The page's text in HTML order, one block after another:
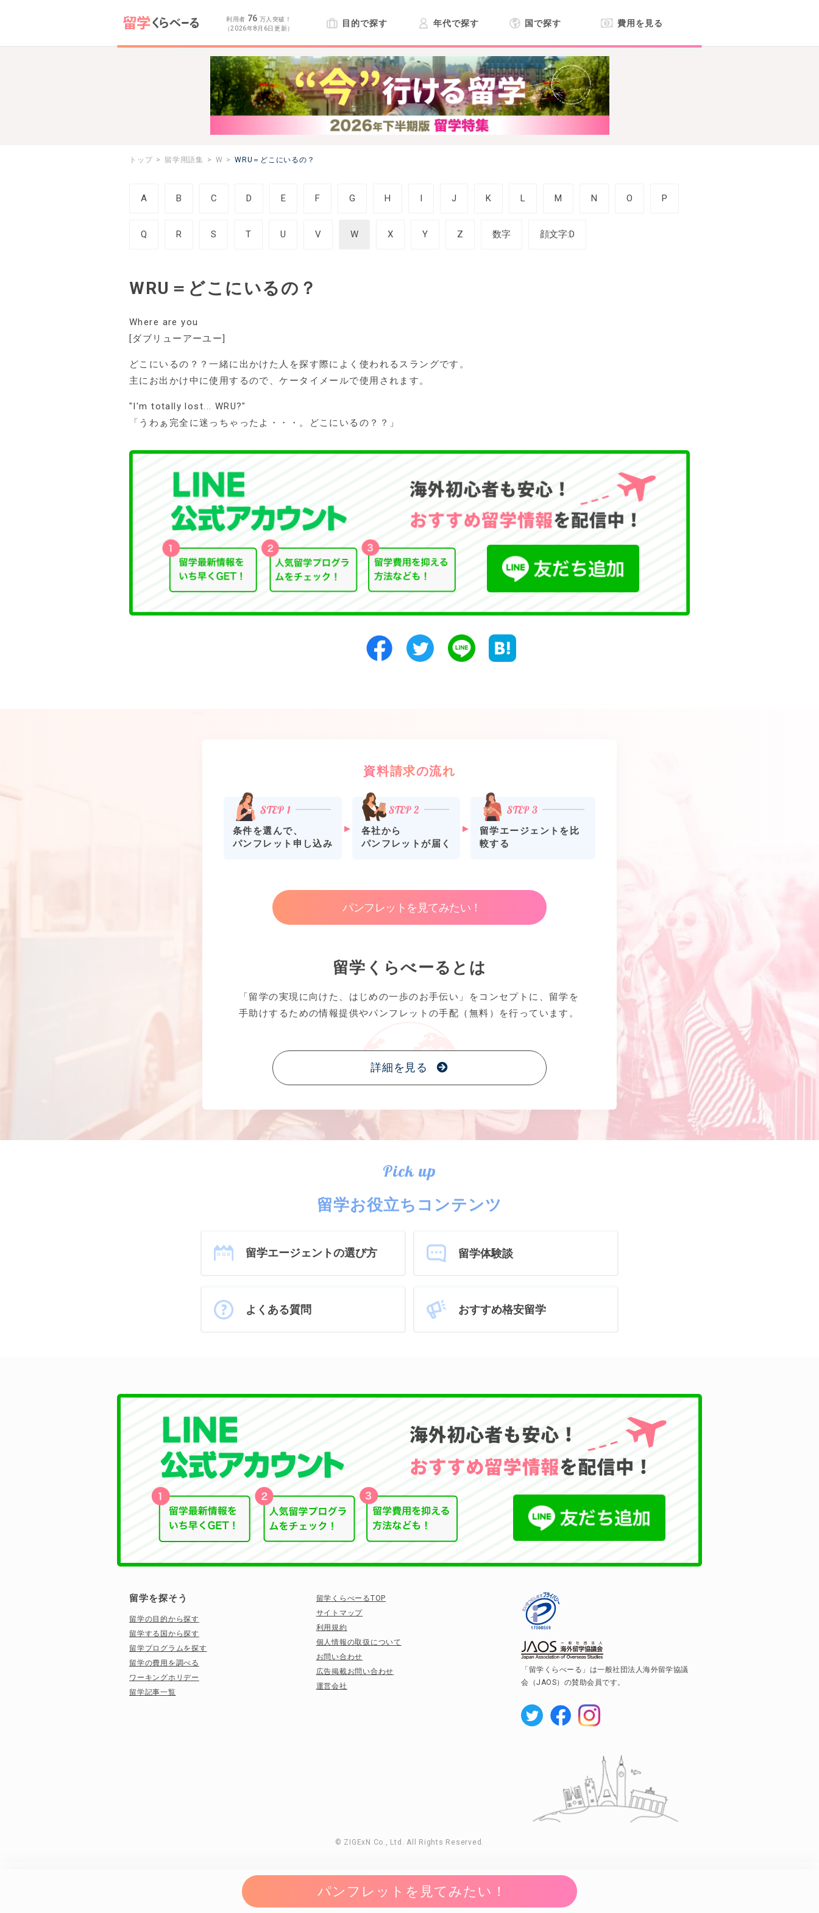
利用者 76 万人突破！
（2026年8月6日更新）
目的で探す 年代で探す 国で探す 費用を見る
トップ 留学用語集 W WRU＝どこにいるの？
A B C D E F G H I J K L M N O P
Q R S T U V W X Y Z 数字 顔文字:D
WRU＝どこにいるの？
Where are you
[ダブリューアーユー]
どこにいるの？？一緒に出かけた人を探す際によく使われるスラングです。
主にお出かけ中に使用するので、ケータイメールで使用されます。
"I'm totally lost... WRU?"
「うわぁ完全に迷っちゃったよ・・・。どこにいるの？？」
パンフレットを見てみたい！
資料請求の流れ
条件を選んで、
パンフレット申し込み
各社から
パンフレットが届く
留学エージェントを比
較する
パンフレットを見てみたい！
留学くらべーるとは
「留学の実現に向けた、はじめの一歩のお手伝い」をコンセプトに、留学を
手助けするための情報提供やパンフレットの手配（無料）を行っています。
詳細を見る
Pick up
留学お役立ちコンテンツ
留学エージェントの選び方 留学体験談
よくある質問 おすすめ格安留学
留学を探そう
留学の目的から探す
留学する国から探す
留学プログラムを探す
留学の費用を調べる
ワーキングホリデー
留学記事一覧
留学くらべーるTOP
サイトマップ
利用規約
個人情報の取扱について
お問い合わせ
広告掲載お問い合わせ
運営会社
「留学くらべーる」は一般社団法人海外留学協議
会（JAOS）の賛助会員です。
© ZIGExN Co., Ltd. All Rights Reserved.